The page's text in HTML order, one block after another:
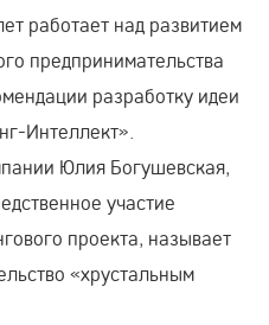
работает над развитием
предпринимательства
разработку идеи
Интеллект»
Юлия Богушевская,
участие
проекта, называет
«хрустальным